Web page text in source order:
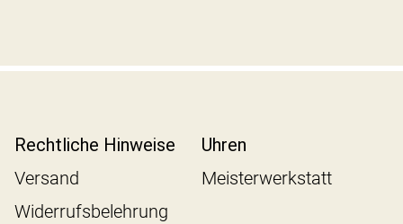
Rechtliche Hinweise
Versand
Widerrufsbelehrung
Uhren
Meisterwerkstatt